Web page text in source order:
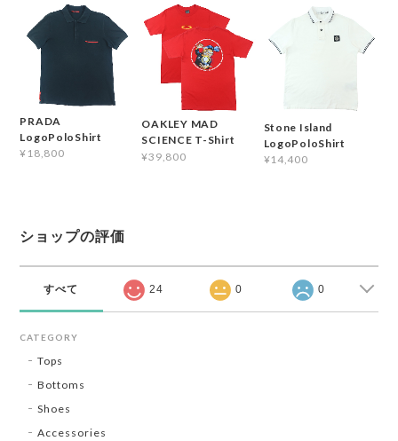
PRADA
LogoPoloShirt
¥18,800
OAKLEY MAD
SCIENCE T-Shirt
¥39,800
Stone Island
LogoPoloShirt
¥14,400
ショップの評価
すべて 24 0 0
CATEGORY
Tops
Bottoms
Shoes
Accessories